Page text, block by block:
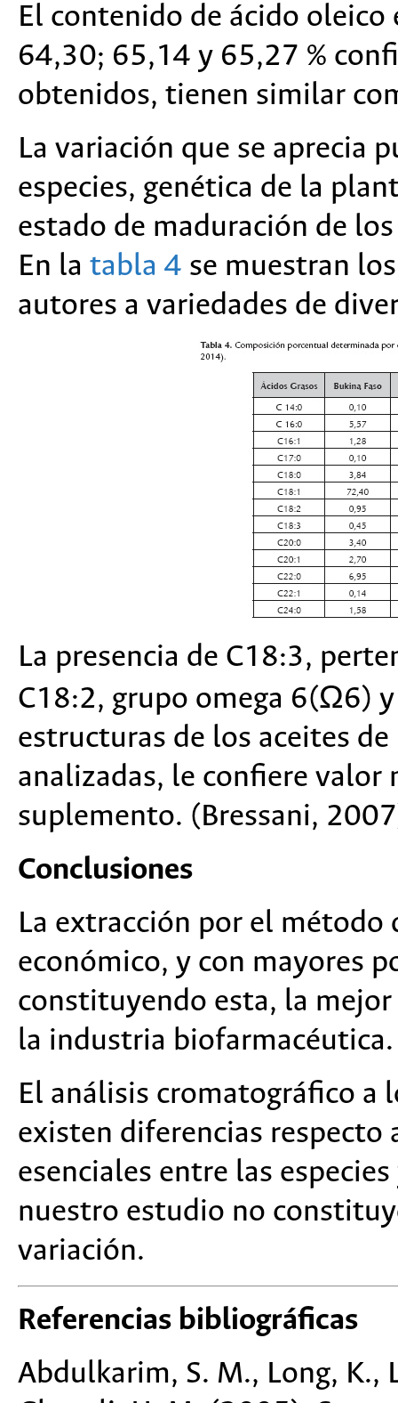
El contenido de ácido
64,30; 65,14 y 65,27 %
obtenidos, tienen similar
La variación que se aprecia
especies, genética de la
estado de maduración de
En la tabla 4 se muestran
autores a variedades de
La presencia de C18:3,
C18:2, grupo omega 6(Ω6)
estructuras de los aceites
analizadas, le confiere
suplemento. (Bressani,
Conclusiones
La extracción por el método
económico, y con mayores
constituyendo esta, la
la industria biofarmacéutica.
El análisis cromatográfico a
existen diferencias respecto
esenciales entre las
nuestro estudio no
variación.
Referencias bibliográficas
Abdulkarim, S. M., Long, K.,